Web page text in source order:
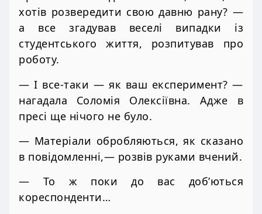
хотів розвередити свою давню рану? —
а все згадував веселі випадки із
студентського життя, розпитував про
роботу.
— І все-таки — як ваш експеримент? —
нагадала Соломія Олексіївна. Адже в
пресі ще нічого не було.
— Матеріали обробляються, як сказано
в повідомленні,— розвів руками вчений.
— То ж поки до вас доб’ються
кореспонденти…